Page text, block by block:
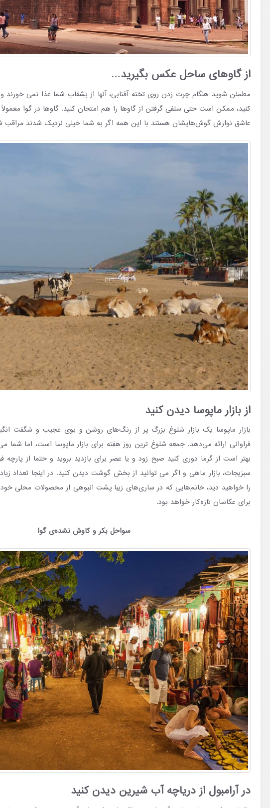
از گاوهای ساحل عکس بگیرید…
مطمئن شوید هنگام چرت زدن روی تخته آفتابی، آنها از بشقاب شما غذا نمی
کنید، ممکن است حتی سلفی گرفتن از گاوها را هم امتحان کنید. گاوها در گوا معمولاً
عاشق نوازش گوش‌هایشان هستند با این همه اگر به شما خیلی نزدیک شدند مراقب
از بازار ماپوسا دیدن کنید
بازار ماپوسا یک بازار شلوغ بزرگ پر از رنگ‌های روشن و بوی عجیب و شگفت
فراوانی ارائه می‌دهد. جمعه شلوغ ترین روز هفته برای بازار ماپوسا است، اما شما
بهتر است از گرما دوری کنید صبح زود و یا عصر برای بازدید بروید و حتما از
سبزیجات، بازار ماهی و اگر می توانید از بخش گوشت دیدن کنید. در اینجا تعداد
را خواهید دید، خانم‌هایی که در ساری‌های زیبا پشت انبوهی از محصولات محلی
برای عکاسان تازه‌کار خواهد بود.
سواحل بکر و کاوش نشده‌ی گوا
در آرامبول از دریاچه آب شیرین دیدن کنید